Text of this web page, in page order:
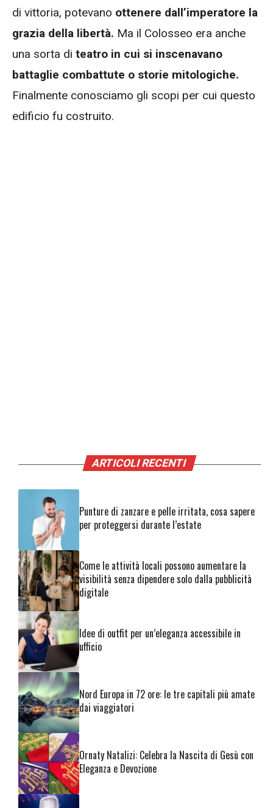
di vittoria, potevano ottenere dall’imperatore la
grazia della libertà. Ma il Colosseo era anche
una sorta di teatro in cui si inscenavano
battaglie combattute o storie mitologiche.
Finalmente conosciamo gli scopi per cui questo
edificio fu costruito.
ARTICOLI RECENTI
Punture di zanzare e pelle irritata, cosa sapere
per proteggersi durante l’estate
Come le attività locali possono aumentare la
visibilità senza dipendere solo dalla pubblicità
digitale
Idee di outfit per un’eleganza accessibile in
ufficio
Nord Europa in 72 ore: le tre capitali più amate
dai viaggiatori
Ornaty Natalizi: Celebra la Nascita di Gesù con
Eleganza e Devozione